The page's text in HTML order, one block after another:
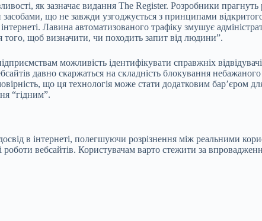
як зазначає видання The Register. Розробники
що не завжди узгоджується з принципами
Лавина автоматизованого трафіку змушує
щоб визначити, чи походить запит від людини”.
можливість ідентифікувати справжніх
давно скаржаться на складність блокування
що ця технологія може стати додатковим бар’єром
“гідним”.
в інтернеті, полегшуючи розрізнення між реальними
вебсайтів. Користувачам варто стежити за